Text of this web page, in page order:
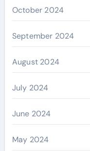
October 2024
September 2024
August 2024
July 2024
June 2024
May 2024